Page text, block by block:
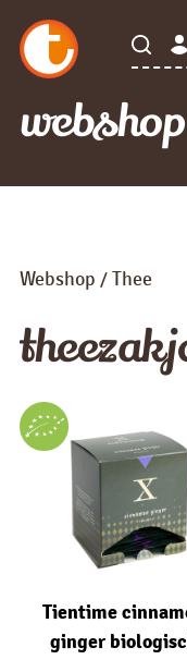
webshop
Webshop / Thee
Tientime
ginger